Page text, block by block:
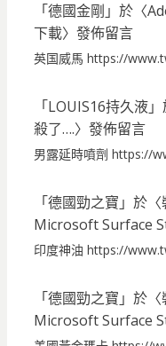
「德國金剛 」於〈
下載〉發佈留言
英国威馬 https://
「LOUIS16持久液」
殺了….〉發佈留言
男露延時噴劑 https://
「德國勁之寶 」於〈
Microsoft Surface
印度神油 https://
「德國勁之寶 」於〈
Microsoft Surface